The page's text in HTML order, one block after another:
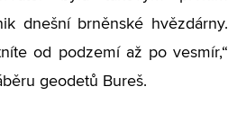
dnešní brněnské hvězdárny.
od podzemí až po vesmír,“
geodetů Bureš.